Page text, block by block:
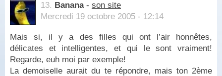
13. Banana- son site
Mercredi 19 octobre 2005 - 12:14
Mais si, il y a des filles qui ont l’air honnêtes,
délicates et intelligentes, et qui le sont vraiment!
Regarde, euh moi par exemple!
La demoiselle aurait du te répondre, mais ton 2ème